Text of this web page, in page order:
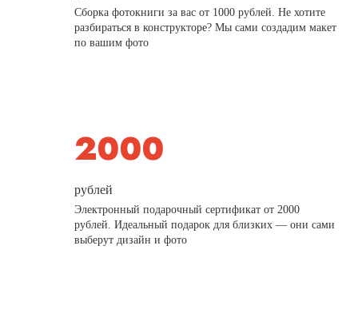
Сборка фотокниги за вас от 1000 рублей. Не хотите
разбираться в конструкторе? Мы сами создадим макет
по вашим фото
рублей
Электронный подарочный сертификат от 2000
рублей. Идеальный подарок для близких — они сами
выберут дизайн и фото